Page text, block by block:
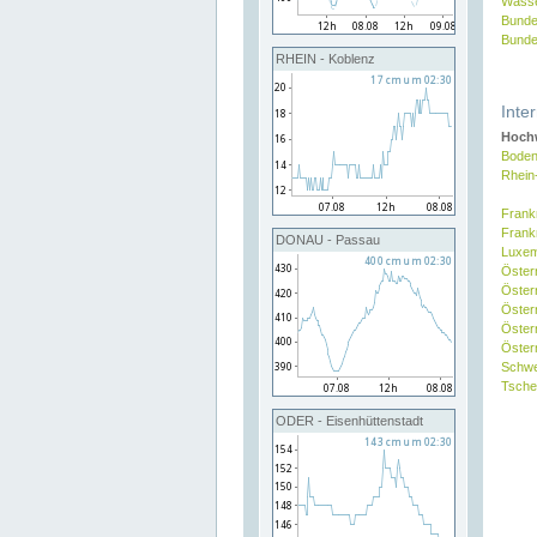
RHEIN - Koblenz
DONAU - Passau
ODER - Eisenhüttenstadt